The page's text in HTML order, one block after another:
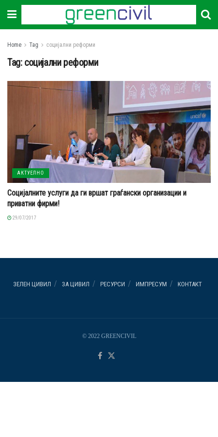
Home Tag социјални реформи
Tag: социјални реформи
АКТУЕЛНО
Социјалните услуги да ги вршат граѓански организации и
приватни фирми!
29/07/2017
ЗЕЛЕН ЦИВИЛ ЗА ЦИВИЛ РЕСУРСИ ИМПРЕСУМ КОНТАКТ
© 2022 GREENCIVIL